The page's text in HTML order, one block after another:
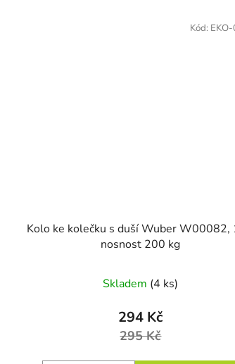
Kolo ke kolečku s duší Wuber W00082,
nosnost 200 kg
Skladem (4 ks)
294 Kč
295 Kč
Kód: